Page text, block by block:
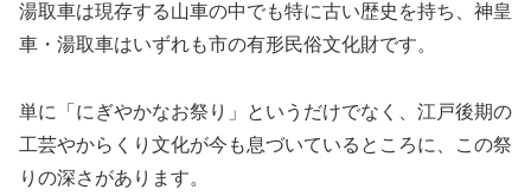
湯取車は現存する山車の中でも特に古い歴史を持ち、神皇
車・湯取車はいずれも市の有形民俗文化財です。
単に「にぎやかなお祭り」というだけでなく、江戸後期の
工芸やからくり文化が今も息づいているところに、この祭
りの深さがあります。